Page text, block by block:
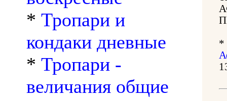
* Тропари и
кондаки дневные
* Тропари -
величания общие
*